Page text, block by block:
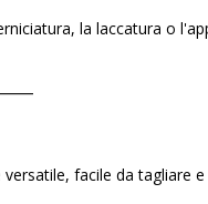
la laccatura o
facile da tagliare